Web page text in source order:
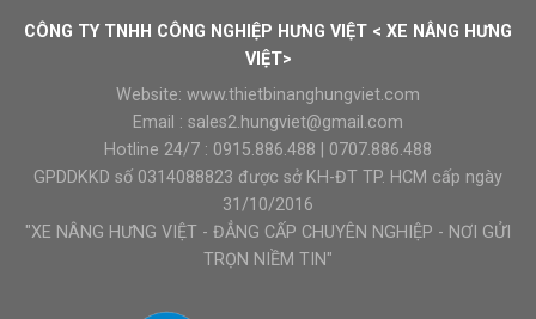
CÔNG TY TNHH CÔNG NGHIỆP HƯNG VIỆT < XE NÂNG HƯNG
VIỆT>
Website: www.thietbinanghungviet.com
Email : sales2.hungviet@gmail.com
Hotline 24/7 : 0915.886.488
0707.886.488
GPDDKKD số 0314088823 được sở KH-ĐT TP. HCM cấp ngày
31/10/2016
"XE NÂNG HƯNG VIỆT - ĐẲNG CẤP CHUYÊN NGHIỆP - NƠI GỬI
TRỌN NIỀM TIN"